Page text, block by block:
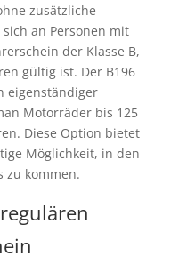
zusätzliche
an Personen mit
der Klasse B,
gültig ist. Der B196
eigenständiger
Motorräder bis 125
Diese Option bietet
Möglichkeit, in den
zu kommen.